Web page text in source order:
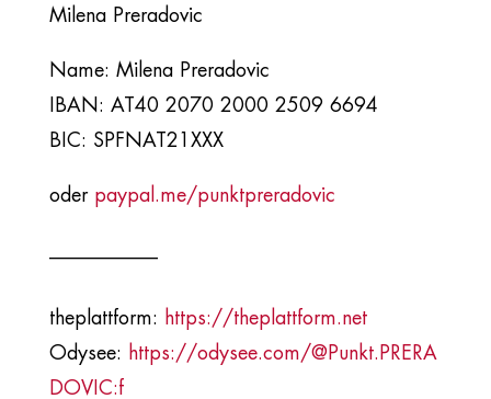
Milena Preradovic
Name: Milena Preradovic
IBAN: AT40 2070 2000 2509 6694
BIC: SPFNAT21XXX
oder paypal.me/punktpreradovic
theplattform:
https://theplattform.net
Odysee:
https://odysee.com/@Punkt.PRERA
DOVIC:f